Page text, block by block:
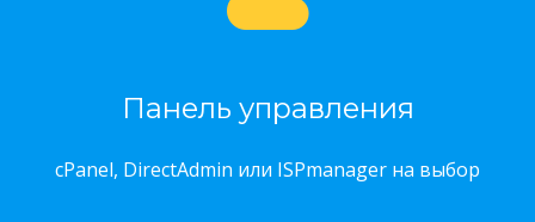
Панель управления
cPanel, DirectAdmin или ISPmanager на выбор